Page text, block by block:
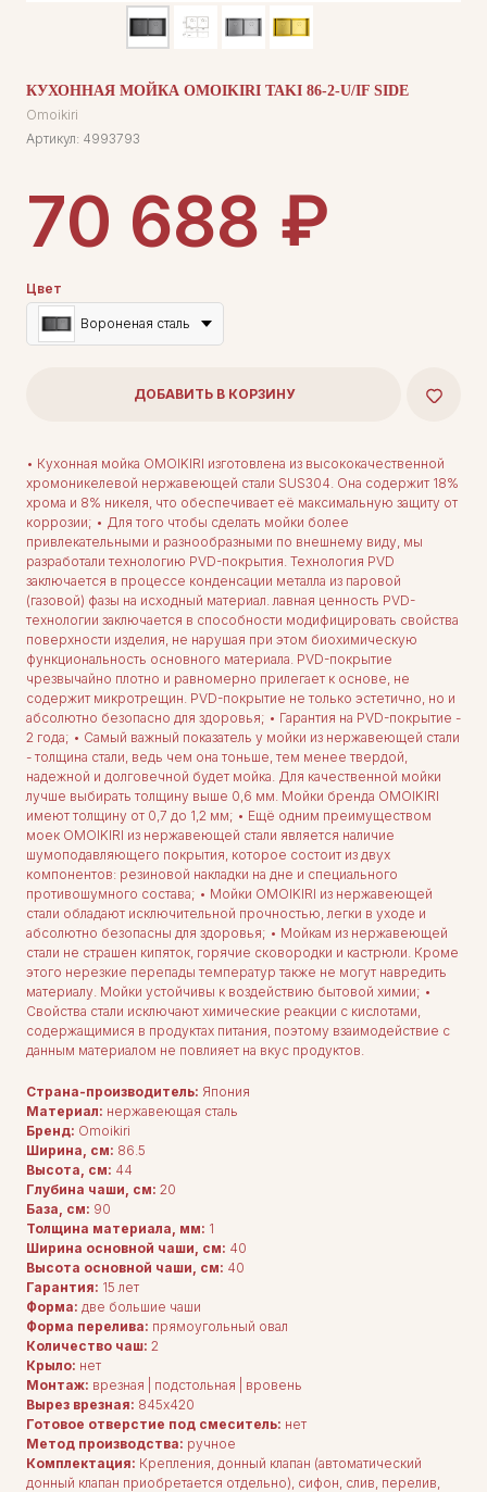
КУХОННАЯ МОЙКА OMOIKIRI TAKI 86-2-U/IF SIDE
Omoikiri
Артикул: 4993793
70 688 ₽
Цвет
Вороненая сталь
ДОБАВИТЬ В КОРЗИНУ
• Кухонная мойка OMOIKIRI изготовлена из высококачественной
хромоникелевой нержавеющей стали SUS304. Она содержит 18%
хрома и 8% никеля, что обеспечивает её максимальную защиту от
коррозии; • Для того чтобы сделать мойки более
привлекательными и разнообразными по внешнему виду, мы
разработали технологию PVD-покрытия. Технология PVD
заключается в процессе конденсации металла из паровой
(газовой) фазы на исходный материал. лавная ценность PVD-
технологии заключается в способности модифицировать свойства
поверхности изделия, не нарушая при этом биохимическую
функциональность основного материала. PVD-покрытие
чрезвычайно плотно и равномерно прилегает к основе, не
содержит микротрещин. PVD-покрытие не только эстетично, но и
абсолютно безопасно для здоровья; • Гарантия на PVD-покрытие -
2 года; • Самый важный показатель у мойки из нержавеющей стали
- толщина стали, ведь чем она тоньше, тем менее твердой,
надежной и долговечной будет мойка. Для качественной мойки
лучше выбирать толщину выше 0,6 мм. Мойки бренда OMOIKIRI
имеют толщину от 0,7 до 1,2 мм; • Ещё одним преимуществом
моек OMOIKIRI из нержавеющей стали является наличие
шумоподавляющего покрытия, которое состоит из двух
компонентов: резиновой накладки на дне и специального
противошумного состава; • Мойки OMOIKIRI из нержавеющей
стали обладают исключительной прочностью, легки в уходе и
абсолютно безопасны для здоровья; • Мойкам из нержавеющей
стали не страшен кипяток, горячие сковородки и кастрюли. Кроме
этого нерезкие перепады температур также не могут навредить
материалу. Мойки устойчивы к воздействию бытовой химии; •
Свойства стали исключают химические реакции с кислотами,
содержащимися в продуктах питания, поэтому взаимодействие с
данным материалом не повлияет на вкус продуктов.
Страна-производитель: Япония
Материал: нержавеющая сталь
Бренд: Omoikiri
Ширина, см: 86.5
Высота, см: 44
Глубина чаши, см: 20
База, см: 90
Толщина материала, мм: 1
Ширина основной чаши, см: 40
Высота основной чаши, см: 40
Гарантия: 15 лет
Форма: две большие чаши
Форма перелива: прямоугольный овал
Количество чаш: 2
Крыло: нет
Монтаж: врезная | подстольная | вровень
Вырез врезная: 845x420
Готовое отверстие под смеситель: нет
Метод производства: ручное
Комплектация: Крепления, донный клапан (автоматический
донный клапан приобретается отдельно), сифон, слив, перелив,
Каталог
О нас